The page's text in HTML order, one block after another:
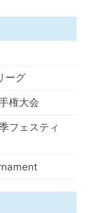
ーグ
権大会
フェスティ